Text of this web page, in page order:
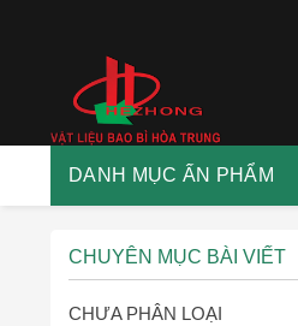
DANH MỤC ẤN PHẨM
CHUYÊN MỤC BÀI VIẾT
CHƯA PHÂN LOẠI